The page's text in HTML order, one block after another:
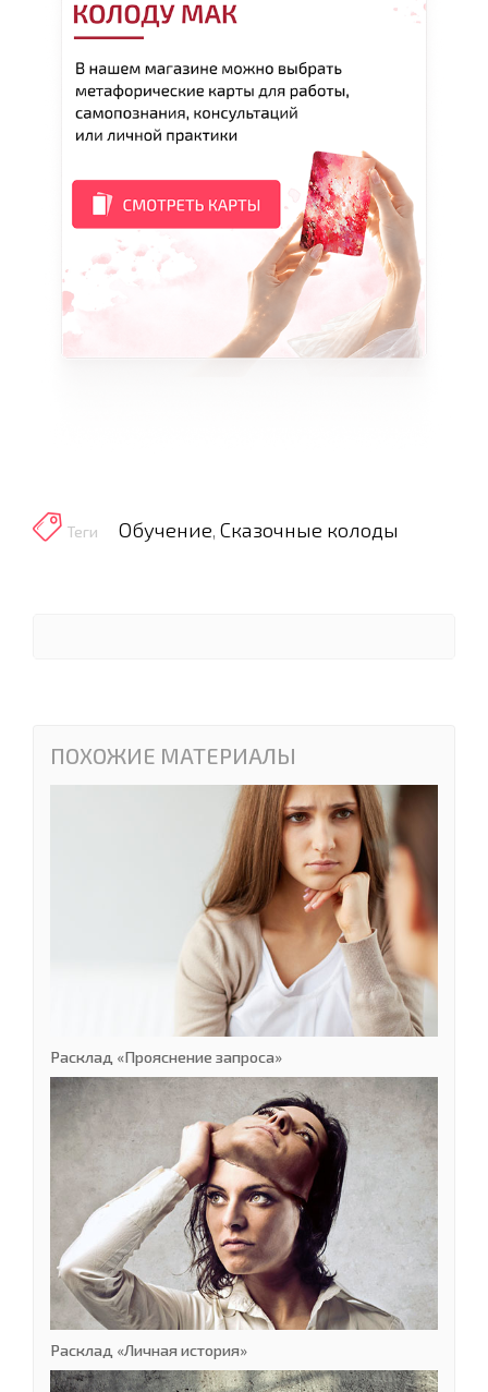
Теги Обучение Сказочные колоды
ПОХОЖИЕ МАТЕРИАЛЫ
Расклад «Прояснение запроса»
Расклад «Личная история»